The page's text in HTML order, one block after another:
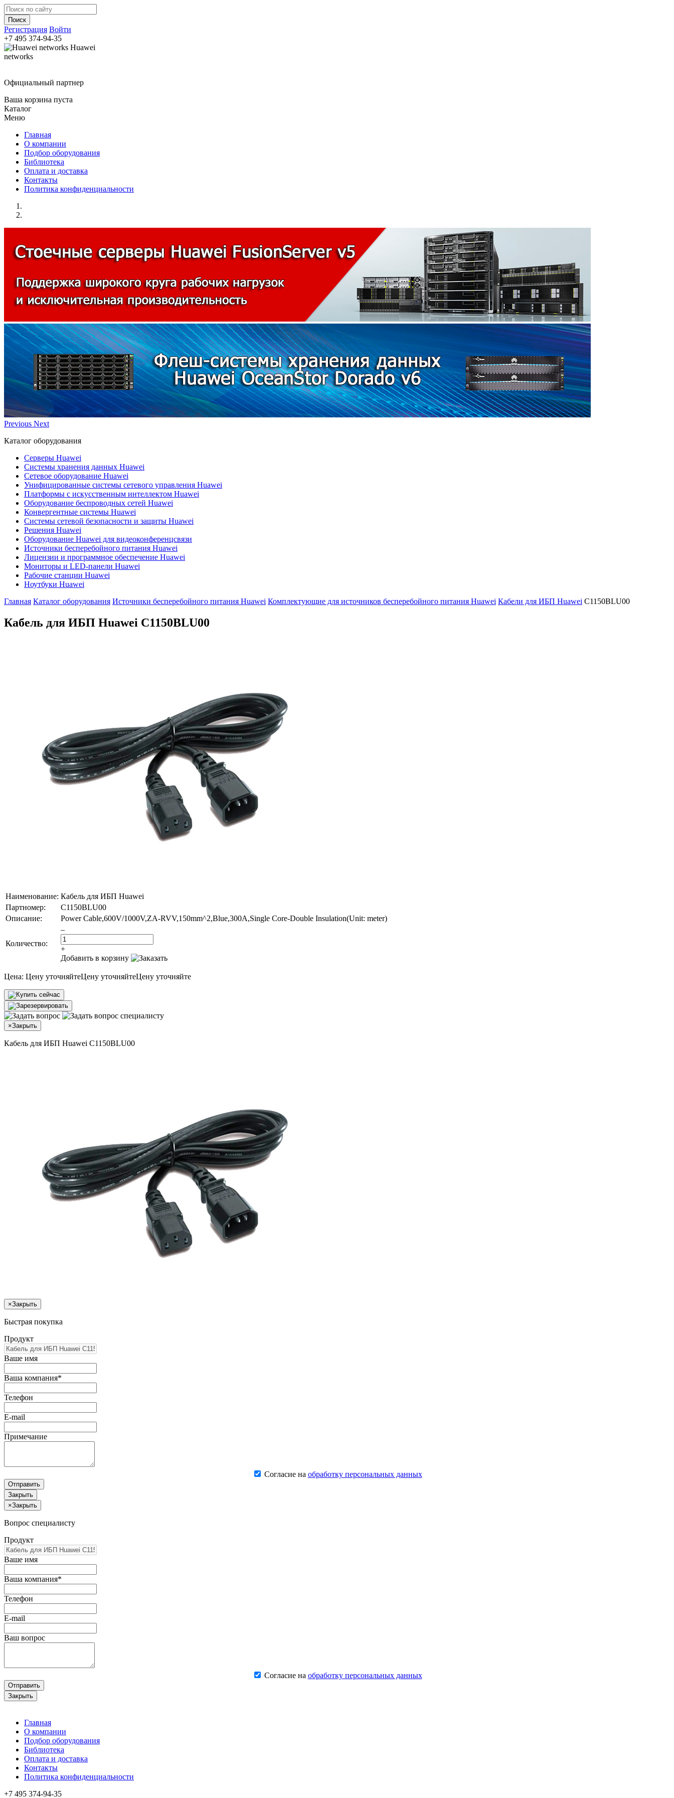
Регистрация Войти
+7 495 374-94-35
Huawei
networks
Официальный партнер
Ваша корзина пуста
Каталог
Меню
Главная
О компании
Подбор оборудования
Библиотека
Оплата и доставка
Контакты
Политика конфиденциальности
Previous Next
Каталог оборудования
Серверы Huawei
Системы хранения данных Huawei
Сетевое оборудование Huawei
Унифицированные системы сетевого управления Huawei
Платформы с искусственным интеллектом Huawei
Оборудование беспроводных сетей Huawei
Конвергентные системы Huawei
Системы сетевой безопасности и защиты Huawei
Решения Huawei
Оборудование Huawei для видеоконференцсвязи
Источники бесперебойного питания Huawei
Лицензии и программное обеспечение Huawei
Мониторы и LED-панели Huawei
Рабочие станции Huawei
Ноутбуки Huawei
Главная Каталог оборудования Источники бесперебойного питания Huawei Комплектующие для источников бесперебойного питания Huawei Кабели для ИБП Huawei C1150BLU00
Кабель для ИБП Huawei C1150BLU00
Наименование: Кабель для ИБП Huawei
Партномер:
C1150BLU00
Описание:
Power Cable,600V/1000V,ZA-RVV,150mm^2,Blue,300A,Single Core-Double Insulation(Unit: meter)
Количество:
–
+
Добавить в корзину
Цена: Цену уточняйтеЦену уточняйтеЦену уточняйте
×Закрыть
Кабель для ИБП Huawei C1150BLU00
×Закрыть
Быстрая покупка
Продукт
Ваше имя
Ваша компания*
Телефон
E-mail
Примечание
Согласие на обработку персональных данных
Отправить
Закрыть
×Закрыть
Вопрос специалисту
Продукт
Ваше имя
Ваша компания*
Телефон
E-mail
Ваш вопрос
Согласие на обработку персональных данных
Отправить
Закрыть
Главная
О компании
Подбор оборудования
Библиотека
Оплата и доставка
Контакты
Политика конфиденциальности
+7 495 374-94-35